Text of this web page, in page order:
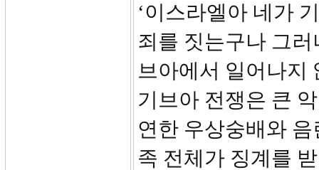
‘이스라엘아 네가
죄를 짓는구나 그
브아에서 일어나지
기브아 전쟁은 큰
연한 우상숭배와
족 전체가 징계를